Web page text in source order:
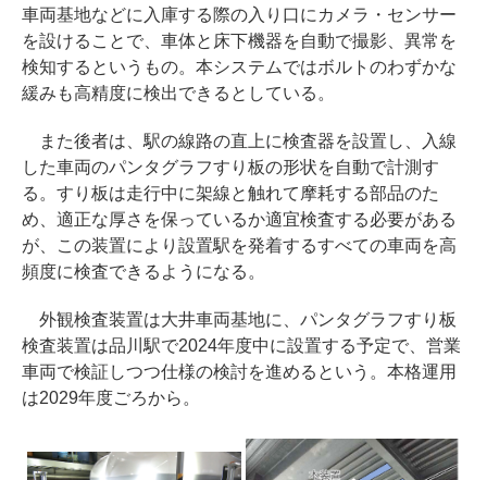
車両基地などに入庫する際の入り口にカメラ・センサー
を設けることで、車体と床下機器を自動で撮影、異常を
検知するというもの。本システムではボルトのわずかな
緩みも高精度に検出できるとしている。
また後者は、駅の線路の直上に検査器を設置し、入線
した車両のパンタグラフすり板の形状を自動で計測す
る。すり板は走行中に架線と触れて摩耗する部品のた
め、適正な厚さを保っているか適宜検査する必要がある
が、この装置により設置駅を発着するすべての車両を高
頻度に検査できるようになる。
外観検査装置は大井車両基地に、パンタグラフすり板
検査装置は品川駅で2024年度中に設置する予定で、営業
車両で検証しつつ仕様の検討を進めるという。本格運用
は2029年度ごろから。